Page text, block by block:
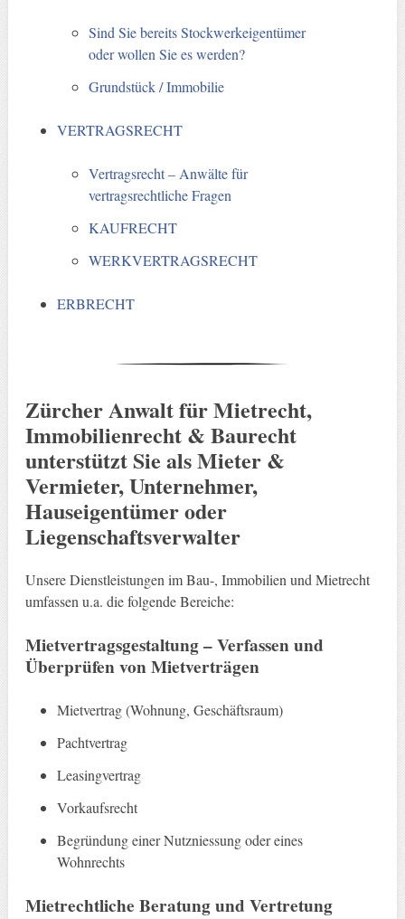
Sind Sie bereits Stockwerkeigentümer
oder wollen Sie es werden?
Grundstück / Immobilie
VERTRAGSRECHT
Vertragsrecht – Anwälte für
vertragsrechtliche Fragen
KAUFRECHT
WERKVERTRAGSRECHT
ERBRECHT
Zürcher Anwalt für Mietrecht,
Immobilienrecht & Baurecht
unterstützt Sie als Mieter &
Vermieter, Unternehmer,
Hauseigentümer oder
Liegenschaftsverwalter
Unsere Dienstleistungen im Bau-, Immobilien und Mietrecht
umfassen u.a. die folgende Bereiche:
Mietvertragsgestaltung – Verfassen und
Überprüfen von Mietverträgen
Mietvertrag (Wohnung, Geschäftsraum)
Pachtvertrag
Leasingvertrag
Vorkaufsrecht
Begründung einer Nutzniessung oder eines
Wohnrechts
Mietrechtliche Beratung und Vertretung